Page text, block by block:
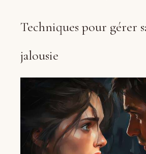
Techniques pour gérer
jalousie